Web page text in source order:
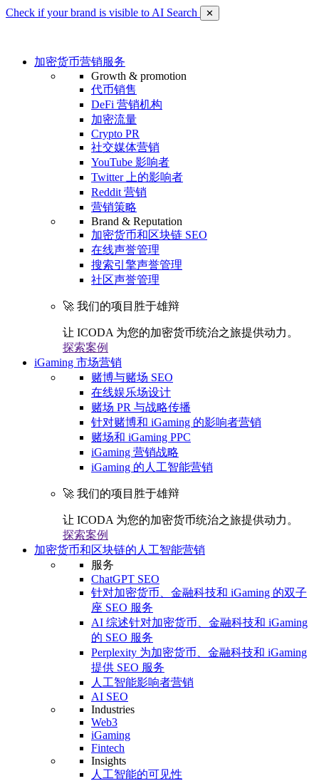
Check if your brand is visible to AI Search ✕
加密货币营销服务
Growth & promotion
代币销售
DeFi 营销机构
加密流量
Crypto PR
社交媒体营销
YouTube 影响者
Twitter 上的影响者
Reddit 营销
营销策略
Brand & Reputation
加密货币和区块链 SEO
在线声誉管理
搜索引擎声誉管理
社区声誉管理
🚀 我们的项目胜于雄辩
让 ICODA 为您的加密货币统治之旅提供动力。
探索案例
iGaming 市场营销
赌博与赌场 SEO
在线娱乐场设计
赌场 PR 与战略传播
针对赌博和 iGaming 的影响者营销
赌场和 iGaming PPC
iGaming 营销战略
iGaming 的人工智能营销
🚀 我们的项目胜于雄辩
让 ICODA 为您的加密货币统治之旅提供动力。
探索案例
加密货币和区块链的人工智能营销
服务
ChatGPT SEO
针对加密货币、金融科技和 iGaming 的双子
座 SEO 服务
AI 综述针对加密货币、金融科技和 iGaming
的 SEO 服务
Perplexity 为加密货币、金融科技和 iGaming
提供 SEO 服务
人工智能影响者营销
AI SEO
Industries
Web3
iGaming
Fintech
Insights
人工智能的可见性